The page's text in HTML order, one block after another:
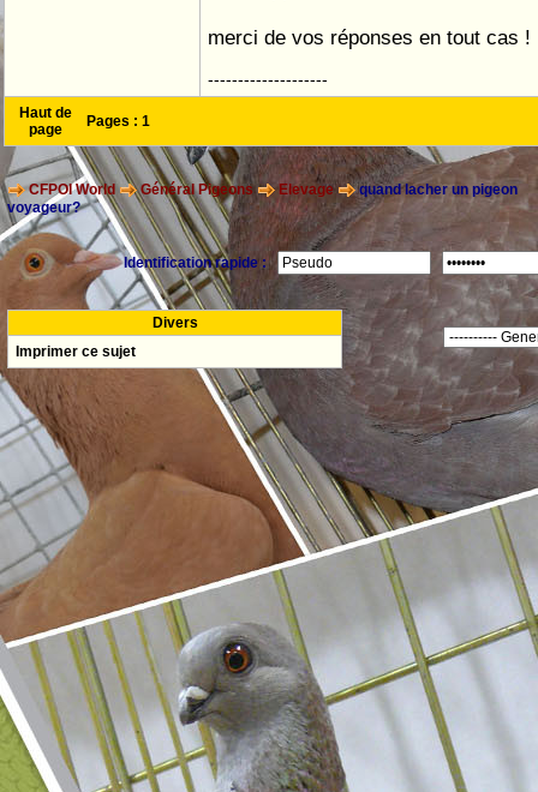
merci de vos réponses en tout cas !
--------------------
Haut de
page
Pages : 1
CFPOI World Général Pigeons Elevage
quand lacher un pigeon
voyageur?
Identification rapide :
Divers
Imprimer ce sujet